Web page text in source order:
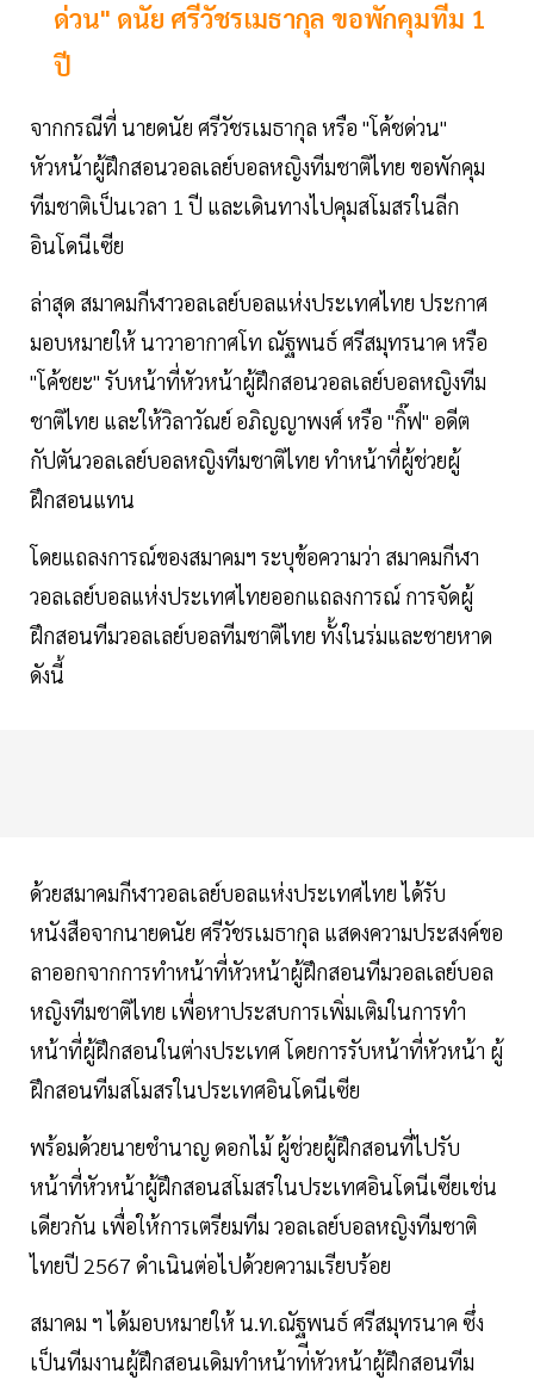
ด่วน" ดนัย ศรีวัชรเมธากุล ขอพักคุมทีม 1
ปี
จากกรณีที่ นายดนัย ศรีวัชรเมธากุล หรือ "โค้ชด่วน"
หัวหน้าผู้ฝึกสอนวอลเลย์บอลหญิงทีมชาติไทย ขอพักคุม
ทีมชาติเป็นเวลา 1 ปี และเดินทางไปคุมสโมสรในลีก
อินโดนีเซีย
ล่าสุด สมาคมกีฬาวอลเลย์บอลแห่งประเทศไทย ประกาศ
มอบหมายให้ นาวาอากาศโท ณัฐพนธ์ ศรีสมุทรนาค หรือ
"โค้ชยะ" รับหน้าที่หัวหน้าผู้ฝึกสอนวอลเลย์บอลหญิงทีม
ชาติไทย และให้วิลาวัณย์ อภิญญาพงศ์ หรือ "กิ๊ฟ" อดีต
กัปตันวอลเลย์บอลหญิงทีมชาติไทย ทำหน้าที่ผู้ช่วยผู้
ฝึกสอนแทน
โดยแถลงการณ์ของสมาคมฯ ระบุข้อความว่า สมาคมกีฬา
วอลเลย์บอลแห่งประเทศไทยออกแถลงการณ์ การจัดผู้
ฝึกสอนทีมวอลเลย์บอลทีมชาติไทย ทั้งในร่มและชายหาด
ดังนี้
ด้วยสมาคมกีฬาวอลเลย์บอลแห่งประเทศไทย ได้รับ
หนังสือจากนายดนัย ศรีวัชรเมธากุล แสดงความประสงค์ขอ
ลาออกจากการทําหน้าที่หัวหน้าผู้ฝึกสอนทีมวอลเลย์บอล
หญิงทีมชาติไทย เพื่อหาประสบการเพิ่มเติมในการทํา
หน้าที่ผู้ฝึกสอนในต่างประเทศ โดยการรับหน้าที่หัวหน้า ผู้
ฝึกสอนทีมสโมสรในประเทศอินโดนีเซีย
พร้อมด้วยนายชํานาญ ดอกไม้ ผู้ช่วยผู้ฝึกสอนที่ไปรับ
หน้าที่หัวหน้าผู้ฝึกสอนสโมสรในประเทศอินโดนีเซียเช่น
เดียวกัน เพื่อให้การเตรียมทีม วอลเลย์บอลหญิงทีมชาติ
ไทยปี 2567 ดําเนินต่อไปด้วยความเรียบร้อย
สมาคม ฯ ได้มอบหมายให้ น.ท.ณัฐพนธ์ ศรีสมุทรนาค ซึ่ง
เป็นทีมงานผู้ฝึกสอนเดิมทําหน้าท่ีหัวหน้าผู้ฝึกสอนทีม